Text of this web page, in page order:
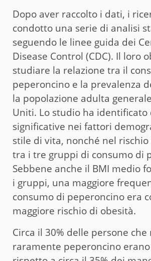
Dopo aver raccolto i dati, i
condotto una serie di analisi
seguendo le linee guida dei
Disease Control (CDC). Il loro
studiare la relazione tra il
peperoncino e la prevalenza
la popolazione adulta
Uniti. Lo studio ha identificato
significative nei fattori
stile di vita, nonché nel
tra i tre gruppi di consumo di
Sebbene anche il BMI medio
i gruppi, una maggiore
consumo di peperoncino era
maggiore rischio di obesità.
Circa il 30% delle persone
raramente peperoncino erano